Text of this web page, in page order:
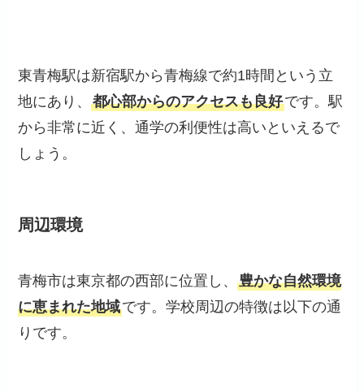
東青梅駅は新宿駅から青梅線で約1時間という立
地にあり、都心部からのアクセスも良好です。駅
から非常に近く、通学の利便性は高いといえるで
しょう。
周辺環境
青梅市は東京都の西部に位置し、豊かな自然環境
に恵まれた地域です。学校周辺の特徴は以下の通
りです。